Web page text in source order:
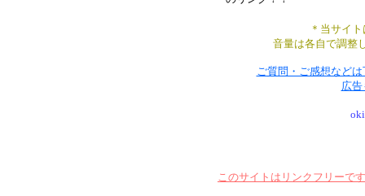
＊当サイ
音量は各自で調整
ご質問・ご感想など
広
このサイトはリンクフリーで